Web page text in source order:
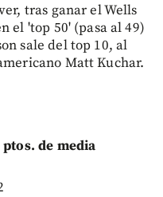
tras ganar el Wells
el 'top 50' (pasa al 49)
sale del top 10, al
Matt Kuchar.
ptos. de media